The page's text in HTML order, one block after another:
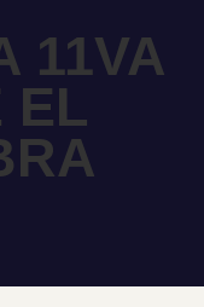
Bodegas Jujuy
11VA
EL